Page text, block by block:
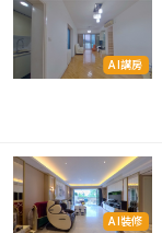
AI講房
AI裝修